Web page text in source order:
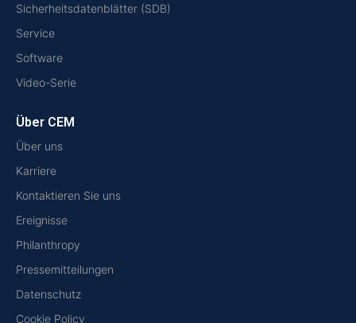
Sicherheitsdatenblätter (SDB)
Service
Software
Video-Serie
Über CEM
Über uns
Karriere
Kontaktieren Sie uns
Ereignisse
Philanthropy
Pressemitteilungen
Datenschutz
Cookie Policy